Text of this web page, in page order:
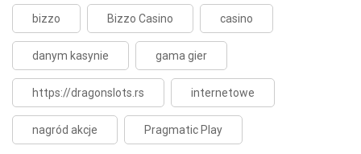
bizzo Bizzo Casino casino
danym kasynie gama gier
https://dragonslots.rs internetowe
nagród akcje Pragmatic Play